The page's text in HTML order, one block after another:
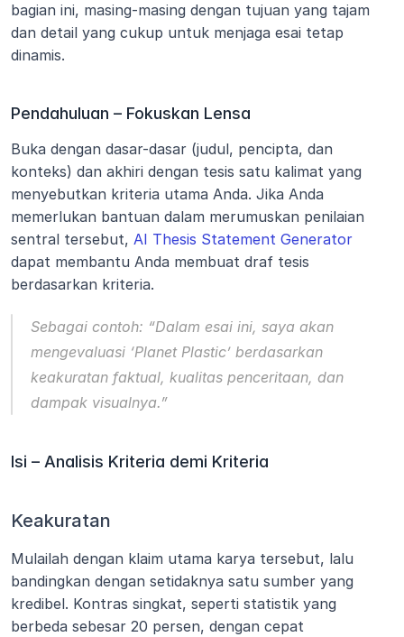
bagian ini, masing-masing dengan tujuan yang tajam
dan detail yang cukup untuk menjaga esai tetap
dinamis.
Pendahuluan – Fokuskan Lensa
Buka dengan dasar-dasar (judul, pencipta, dan
konteks) dan akhiri dengan tesis satu kalimat yang
menyebutkan kriteria utama Anda. Jika Anda
memerlukan bantuan dalam merumuskan penilaian
sentral tersebut, AI Thesis Statement Generator
dapat membantu Anda membuat draf tesis
berdasarkan kriteria.
Sebagai contoh: “Dalam esai ini, saya akan
mengevaluasi ‘Planet Plastic’ berdasarkan
keakuratan faktual, kualitas penceritaan, dan
dampak visualnya.”
Isi – Analisis Kriteria demi Kriteria
Keakuratan
Mulailah dengan klaim utama karya tersebut, lalu
bandingkan dengan setidaknya satu sumber yang
kredibel. Kontras singkat, seperti statistik yang
berbeda sebesar 20 persen, dengan cepat